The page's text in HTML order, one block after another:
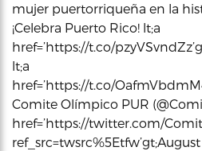
mujer puertorriqueña en la
¡Celebra Puerto Rico! lt;a
href=’https://t.co/
lt;a
href=’https://t.co/
Comite Olímpico PUR
href=’https://twitter.com/
ref_src=twsrc%5Etfw’gt;August